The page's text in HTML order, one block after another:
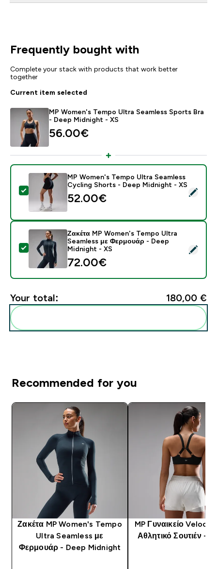
Frequently bought with
Complete your stack with products that work better
together
Current item selected
MP Women's Tempo Ultra Seamless Sports Bra
- Deep Midnight - XS
56.00€‎
Select this product - MP Women's Tempo Ultra
MP Women's Tempo Ultra Seamless
Cycling Shorts - Deep Midnight - XS
52.00€‎
Select this product - Ζακέτα MP Women's Tempo
Ζακέτα MP Women's Tempo Ultra
Seamless με Φερμουάρ - Deep
Midnight - XS
72.00€‎
Your total: 180,00 €‎
Recommended for you
Ζακέτα MP Women's Tempo
Ultra Seamless με
Φερμουάρ - Deep Midnight
MP Γυναικείο
Αθλητικό Σουτιέν -